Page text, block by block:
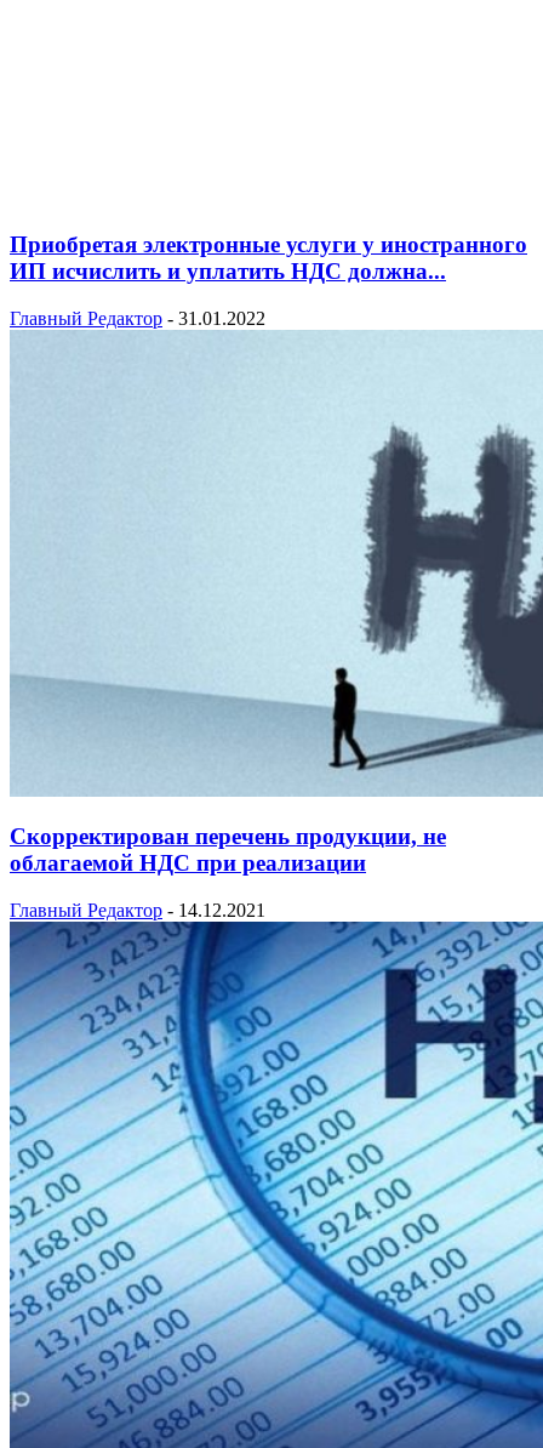
Приобретая электронные услуги у иностранного
ИП исчислить и уплатить НДС должна...
Главный Редактор - 31.01.2022
Скорректирован перечень продукции, не
облагаемой НДС при реализации
Главный Редактор - 14.12.2021